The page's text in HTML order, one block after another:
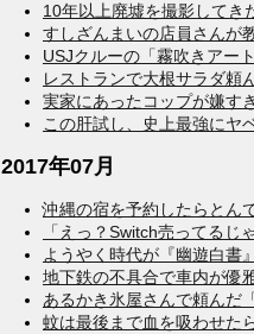
10年以上廃墟を撮影して
すしざんまいの店員さんが
USJクルーの「霧吹きア
レストランで大根サラダ頼
実家にあったコップが嫌す
この肝試し、史上最強にヤ
2017年07月
沖縄の宿を予約したらとん
「えっ？Switch売ってる
ようやく時代が『幽遊白書
地下鉄の不具合で車内が優
あるかき氷屋さんで頼んだ
蚊は最後まで血を吸わせた